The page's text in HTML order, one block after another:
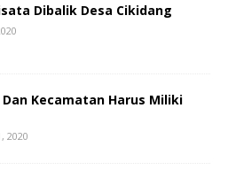
Dibalik Desa Cikidang
Dan Kecamatan Harus Miliki
2020